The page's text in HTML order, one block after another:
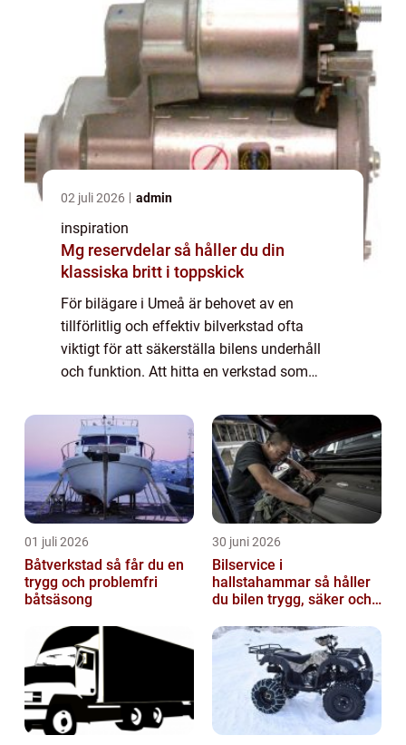
02 juli 2026 admin
inspiration
Mg reservdelar så håller du din
klassiska britt i toppskick
För bilägare i Umeå är behovet av en
tillförlitlig och effektiv bilverkstad ofta
viktigt för att säkerställa bilens underhåll
och funktion. Att hitta en verkstad som
01 juli 2026
Båtverkstad så får du en
trygg och problemfri
båtsäsong
30 juni 2026
Bilservice i
hallstahammar så håller
du bilen trygg, säker och